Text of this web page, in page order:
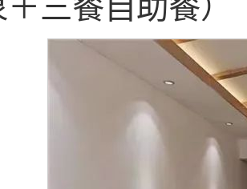
三餐自助餐）